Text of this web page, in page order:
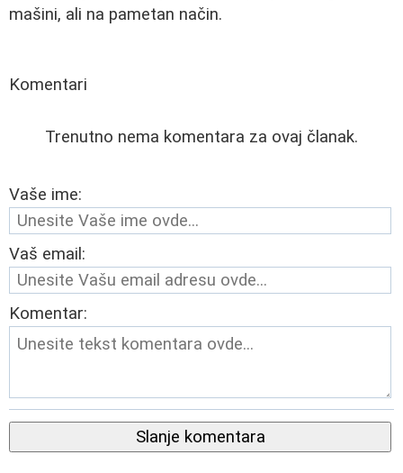
mašini, ali na pametan način.
Komentari
Trenutno nema komentara za ovaj članak.
Vaše ime:
Vaš email:
Komentar:
Slanje komentara